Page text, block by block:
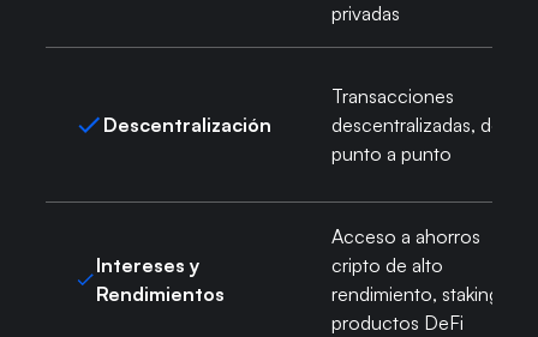
privadas
Descentralización
Transacciones
descentralizadas, de
punto a punto
Intereses y
Rendimientos
Acceso a ahorros
cripto de alto
rendimiento, staking y
productos DeFi